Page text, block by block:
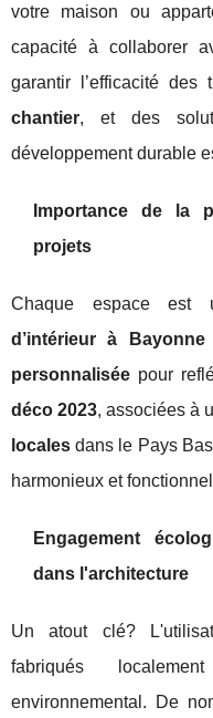
votre maison ou
capacité à collaborer
garantir l’efficacité
chantier, et des
développement durable
Importance de la
projets
Chaque espace est
d’intérieur à Bayonne
personnalisée pour
déco 2023, associées à
locales dans le Pays
harmonieux et
Engagement
dans l'architecture
Un atout clé?
fabriqués
environnemental. De